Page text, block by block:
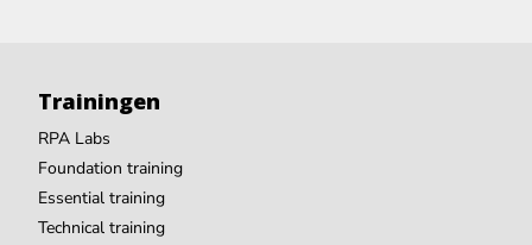
Trainingen
RPA Labs
Foundation training
Essential training
Technical training